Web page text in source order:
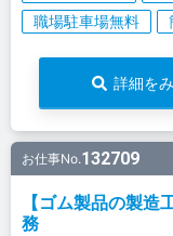
職場駐車場無料
詳細を
お仕事No.132709
【ゴム製品の製
務